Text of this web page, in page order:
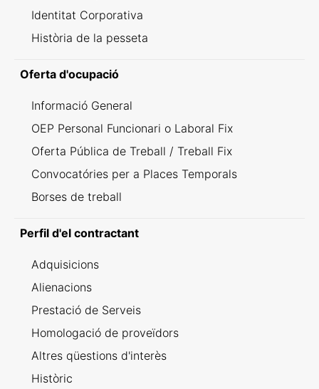
Identitat Corporativa
Història de la pesseta
Oferta d'ocupació
Informació General
OEP Personal Funcionari o Laboral Fix
Oferta Pública de Treball / Treball Fix
Convocatóries per a Places Temporals
Borses de treball
Perfil d'el contractant
Adquisicions
Alienacions
Prestació de Serveis
Homologació de proveïdors
Altres qüestions d'interès
Històric